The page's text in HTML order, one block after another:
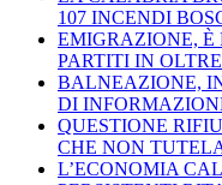
107 INCENDI
EMIGRAZIONE, È
PARTITI IN
BALNEAZIONE,
DI
QUESTIONE
CHE NON
L’ECONOMIA